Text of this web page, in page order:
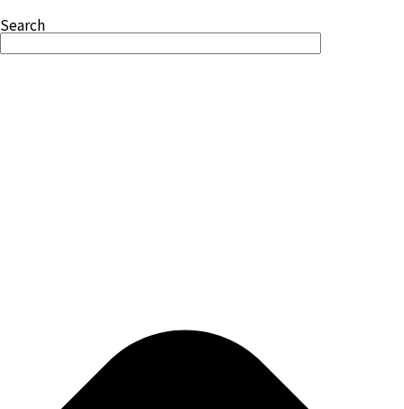
Search